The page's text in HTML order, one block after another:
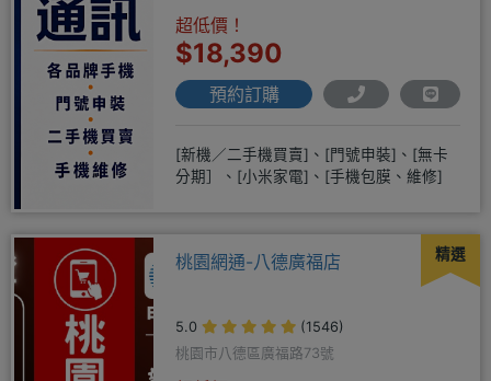
超低價！
$18,390
預約訂購
[新機／二手機買賣]、[門號申裝]、[無卡
分期］、[小米家電]、[手機包膜、維修]
精選
桃園網通-八德廣福店
5.0
(1546)
桃園市八德區廣福路73號